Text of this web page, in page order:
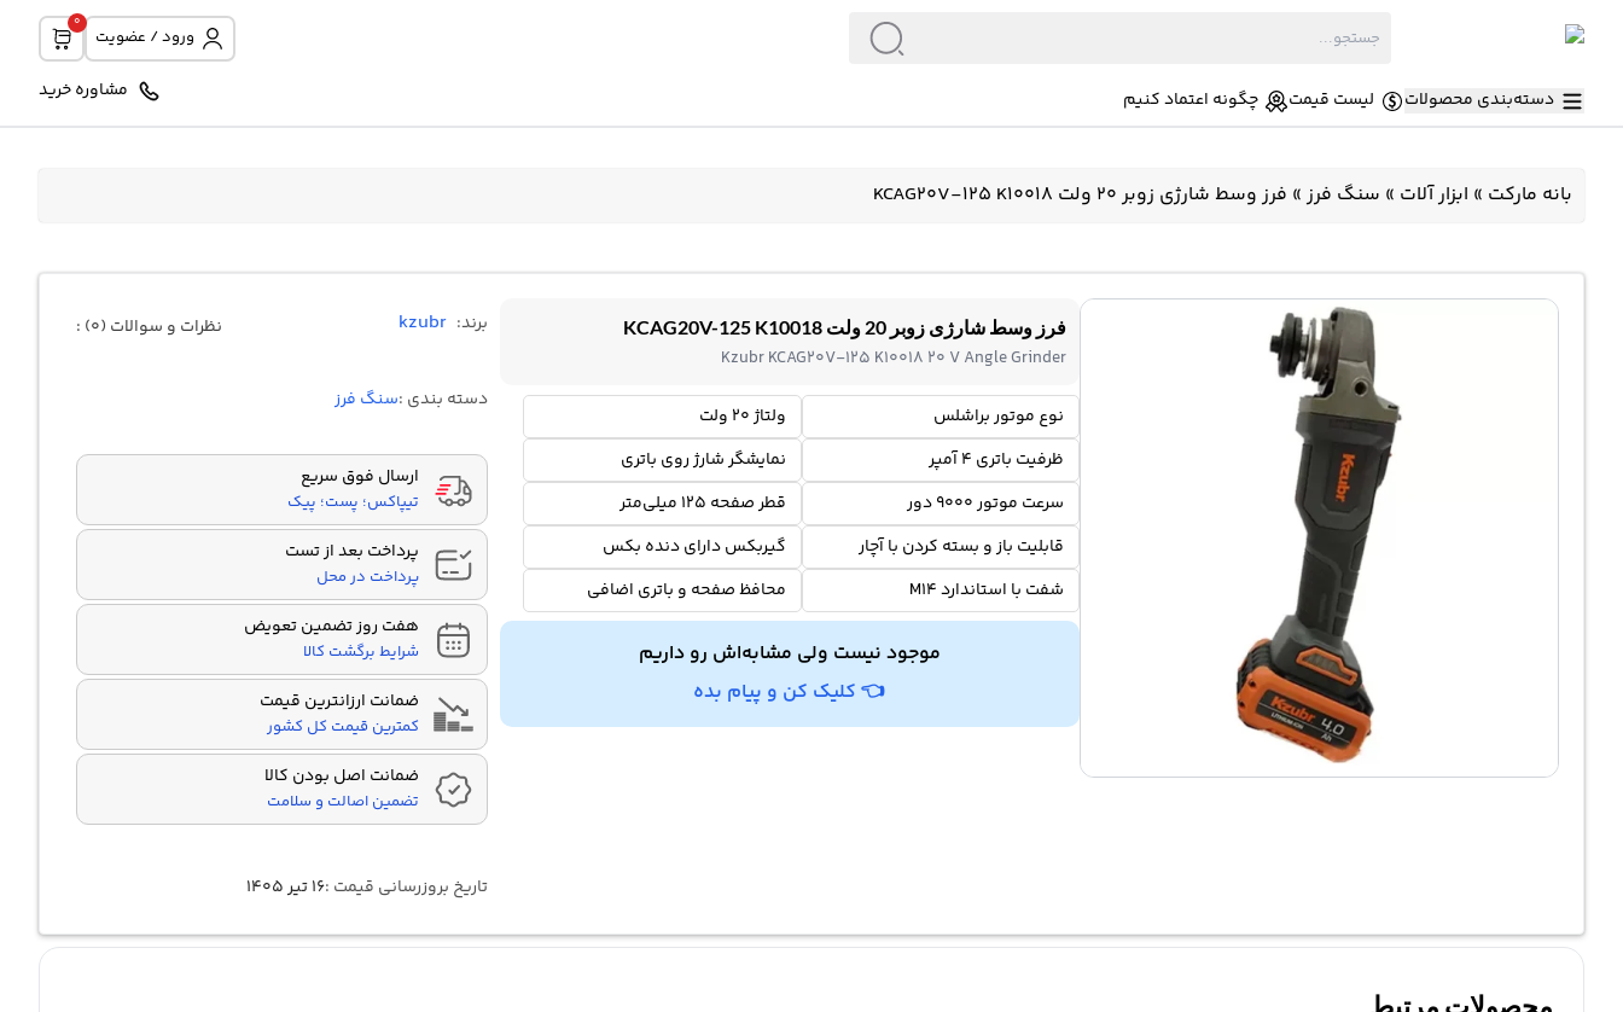
ورود / عضویت
0
دسته‌بندی محصولات لیست قیمت چگونه اعتماد کنیم مشاوره خرید
بانه مارکت » ابزار آلات » سنگ فرز» فرز وسط شارژی زوبر 20 ولت KCAG20V-125 K10018
فرز وسط شارژی زوبر 20 ولت KCAG20V-125 K10018
Kzubr KCAG20V-125 K10018 20 V Angle Grinder
نوع موتور براشلس
ولتاژ 20 ولت
ظرفیت باتری 4 آمپر
نمایشگر شارژ روی باتری
سرعت موتور 9000 دور
قطر صفحه 125 میلی‌متر
قابلیت باز و بسته کردن با آچار
گیربکس دارای دنده‌ بکس
شفت با استاندارد M14
محافظ صفحه و باتری اضافی
موجود نیست ولی مشابه‌اش رو داریم
👈 کلیک کن و پیام بده
برند: kzubr نظرات و سوالات (0) :
دسته بندی :سنگ فرز
ارسال فوق سریع
تیپاکس؛ پست؛ پیک
پرداخت بعد از تست
پرداخت در محل
هفت روز تضمین تعویض
شرایط برگشت کالا
ضمانت ارزانترین قیمت
کمترین قیمت کل کشور
ضمانت اصل بودن کالا
تضمین اصالت و سلامت
تاریخ بروزرسانی قیمت :۱۶ تیر ۱۴۰۵
محصولات مرتبط